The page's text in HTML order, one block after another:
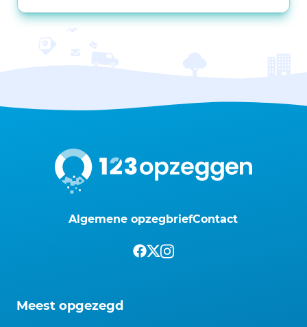
Algemene opzegbriefContact
Meest opgezegd